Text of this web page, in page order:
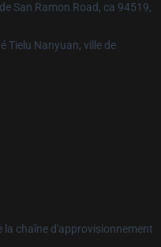
San Ramon Road, ca 94519,
Tielu Nanyuan, ville de
la chaîne d'approvisionnement